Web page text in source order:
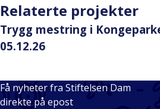
Relaterte projekter
Trygg mestring i
05.12.26
Få nyheter fra Stiftelsen Dam
direkte på epost